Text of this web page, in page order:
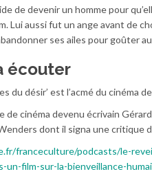
de devenir un homme pour
Lui aussi fut un ange avant de
ses ailes pour goûter
écouter
du désir’ est l’acmé du cinéma
cinéma devenu écrivain
dont il signa une critique
franceculture/podcasts/le-
un-film-sur-la-bienveillance-